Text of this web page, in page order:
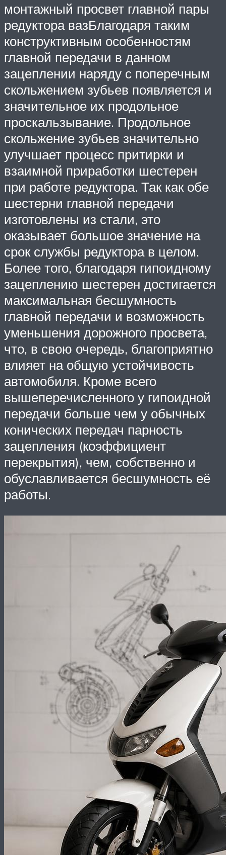
монтажный просвет главной пары
редуктора вазБлагодаря таким
конструктивным особенностям
главной передачи в данном
зацеплении наряду с поперечным
скольжением зубьев появляется и
значительное их продольное
проскальзывание. Продольное
скольжение зубьев значительно
улучшает процесс притирки и
взаимной приработки шестерен
при работе редуктора. Так как обе
шестерни главной передачи
изготовлены из стали, это
оказывает большое значение на
срок службы редуктора в целом.
Более того, благодаря гипоидному
зацеплению шестерен достигается
максимальная бесшумность
главной передачи и возможность
уменьшения дорожного просвета,
что, в свою очередь, благоприятно
влияет на общую устойчивость
автомобиля. Кроме всего
вышеперечисленного у гипоидной
передачи больше чем у обычных
конических передач парность
зацепления (коэффициент
перекрытия), чем, собственно и
обуславливается бесшумность её
работы.